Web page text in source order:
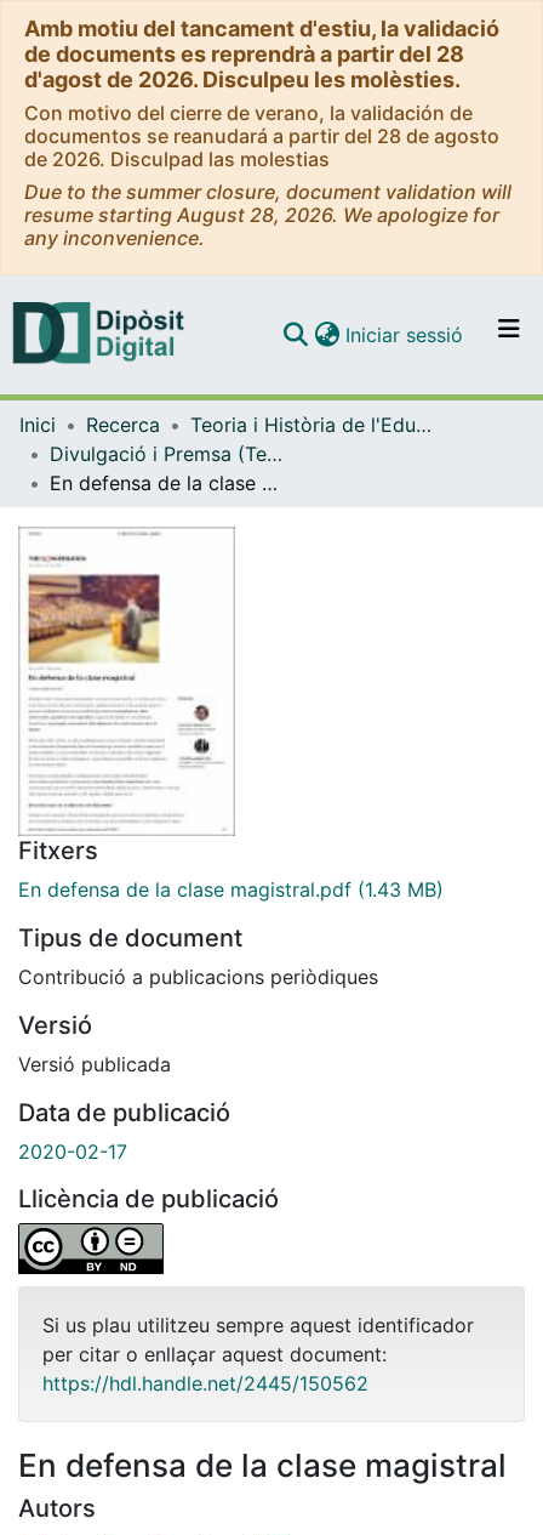
Amb motiu del tancament d'estiu, la validació
de documents es reprendrà a partir del 28
d'agost de 2026. Disculpeu les molèsties.
Con motivo del cierre de verano, la validación de
documentos se reanudará a partir del 28 de agosto
de 2026. Disculpad las molestias
Due to the summer closure, document validation will
resume starting August 28, 2026. We apologize for
any inconvenience.
Navega per tot el DD
Iniciar sessió (current)
Inici Recerca
Teoria i Història de l'Educació
Divulgació i Premsa (Teoria i Història de l'Educació)
En defensa de la clase magistral
Fitxers
En defensa de la clase magistral.pdf (1.43 MB)
Tipus de document
Contribució a publicacions periòdiques
Versió
Versió publicada
Data de publicació
2020-02-17
Llicència de publicació
Si us plau utilitzeu sempre aquest identificador
per citar o enllaçar aquest document:
https://hdl.handle.net/2445/150562
En defensa de la clase magistral
Autors